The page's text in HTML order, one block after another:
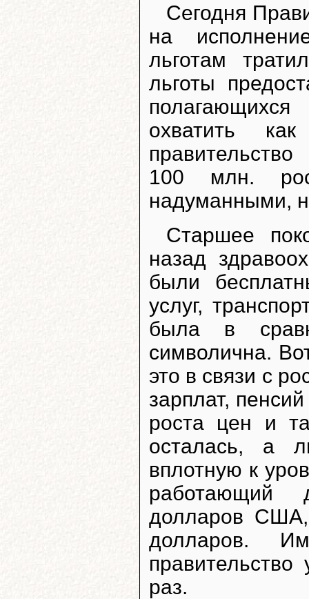
Сегодня
на
льготам
льготы
охватить
100 млн.
надуманными,
Старшее
назад
были
услуг,
была в
символична.
это в связи с
зарплат,
роста цен и
осталась, а
вплотную к
работающий
долларов
долларов.
раз.